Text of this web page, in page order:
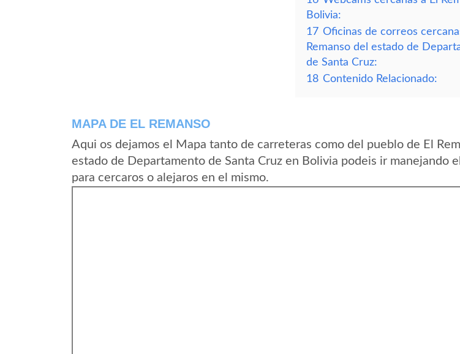
Bolivia:
17 Oficinas de correos
Remanso del estado de
de Santa Cruz:
18 Contenido Relacionado:
MAPA DE EL REMANSO
Aqui os dejamos el Mapa tanto de carreteras como del pueblo de El
estado de Departamento de Santa Cruz en Bolivia podeis ir manejando
para cercaros o alejaros en el mismo.